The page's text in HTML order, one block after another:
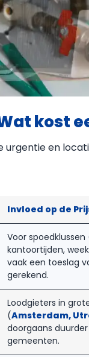
kost
en
Invloed op de
Voor
kantoortijden,
vaak een toeslag
gerekend.
Loodgieters in
(Amsterdam,
doorgaans
gemeenten.